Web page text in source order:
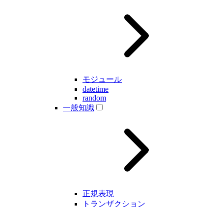
モジュール
datetime
random
一般知識
正規表現
トランザクション